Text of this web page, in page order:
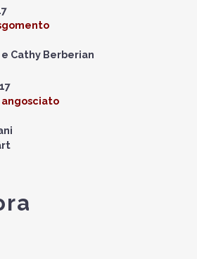
e Cathy Berberian